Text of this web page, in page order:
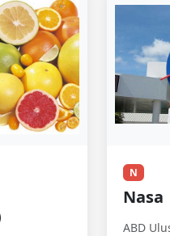
N
Nasa
ABD